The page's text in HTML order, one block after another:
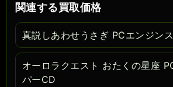
関連する買取価格
真説しあわせうさぎ PCエンジン
オーロラクエスト おたくの星座
パーCD